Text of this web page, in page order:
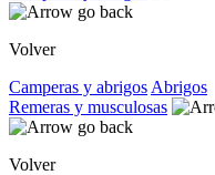
Volver
Camperas y abrigos Abrigos
Remeras y musculosas
Volver